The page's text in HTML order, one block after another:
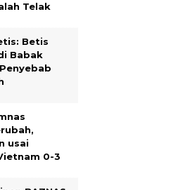
Telak
Betis
Babak
usai
0-3